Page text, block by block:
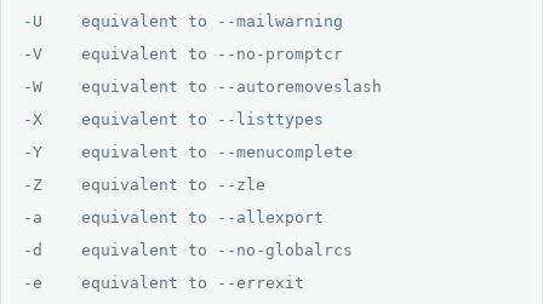
-U    equivalent to --mailwarning
-V    equivalent to --no-promptcr
-W    equivalent to --autoremoveslash
-X    equivalent to --listtypes
-Y    equivalent to --menucomplete
-Z    equivalent to --zle
-a    equivalent to --allexport
-d    equivalent to --no-globalrcs
-e    equivalent to --errexit